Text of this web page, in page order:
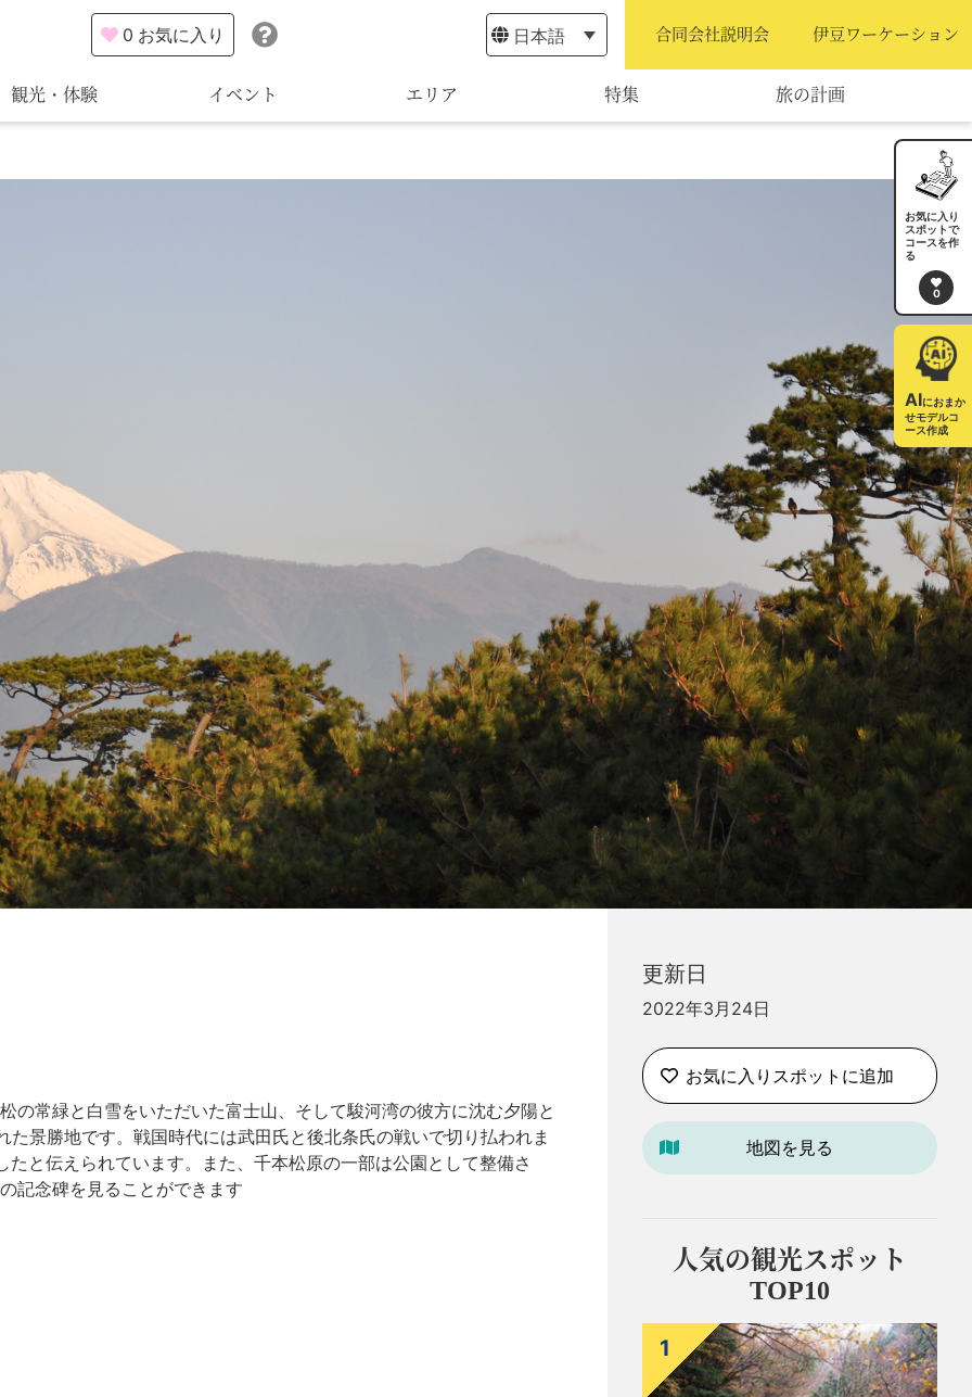
観光・体験 イベント エリア 特集 旅の計画
AIルートプランナー
アクセス
日本語 合同会社説明会 伊豆ワーケーション
0 お気に入り
の常緑と白雪をいただいた富士山、そして駿河湾の彼方に沈む夕陽と
景勝地です。戦国時代には武田氏と後北条氏の戦いで切り払われま
と伝えられています。また、千本松原の一部は公園として整備さ
記念碑を見ることができます
更新日
2022年3月24日
お気に入りスポットに追加
地図を見る
人気の観光スポット
TOP10
1
お気に入り
スポットで
コースを作
る
0
AIにおまか
せモデルコ
ース作成